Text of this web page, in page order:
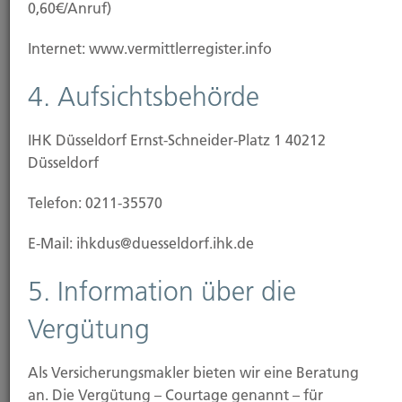
110 Jahre Hubert Brück KG
Konferenzraum
0,60€/Anruf)
Internet: www.vermittlerregister.info
4. Aufsichtsbehörde
IHK Düsseldorf Ernst-Schneider-Platz 1 40212
Düsseldorf
Telefon: 0211-35570
E-Mail: ihkdus@duesseldorf.ihk.de
5. Information über die
Vergütung
Als Versicherungsmakler bieten wir eine Beratung
an. Die Vergütung – Courtage genannt – für